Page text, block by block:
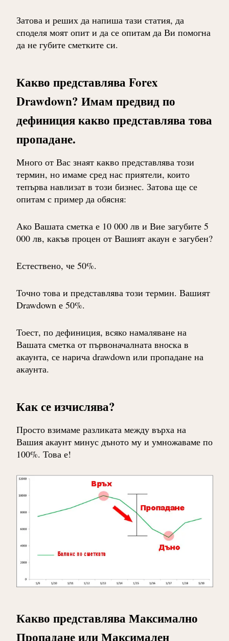
Затова и реших да напиша тази статия, да
споделя моят опит и да се опитам да Ви помогна
да не губите сметките си.
Какво представлява Forex
Drawdown? Имам предвид по
дефиниция какво представлява това
пропадане.
Много от Вас знаят какво представлява този
термин, но имаме сред нас приятели, които
тепърва навлизат в този бизнес. Затова ще се
опитам с пример да обясня:
Ако Вашата сметка е 10 000 лв и Вие загубите 5
000 лв, какъв процен от Вашият акаун е загубен?
Естествено, че 50%.
Точно това и представлява този термин. Вашият
Drawdown е 50%.
Тоест, по дефиниция, всяко намаляване на
Вашата сметка от първоначалната вноска в
акаунта, се нарича drawdown или пропадане на
акаунта.
Как се изчислява?
Просто взимаме разликата между върха на
Вашия акаунт минус дъното му и умножаваме по
100%. Това е!
Какво представлява Максимално
Пропадане или Максимален